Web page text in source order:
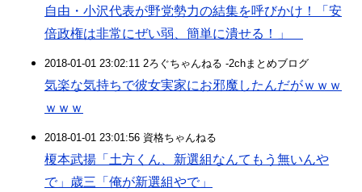
自由・小沢代表が野党勢力の結集を呼びかけ！「安
倍政権は非常にぜい弱、簡単に潰せる！」
2018-01-01 23:02:11 2ろぐちゃんねる -2chまとめブログ
気楽な気持ちで彼女実家にお邪魔したんだがｗｗｗ
ｗｗｗ
2018-01-01 23:01:56 資格ちゃんねる
榎本武揚「土方くん、新選組なんてもう無いんや
で」歳三「俺が新選組やで」